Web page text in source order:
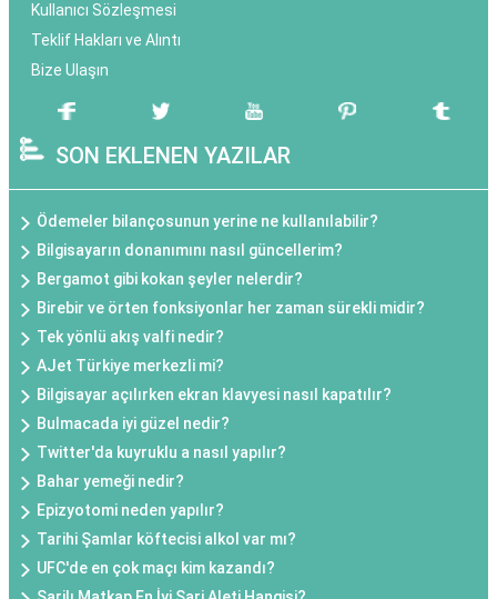
Kullanıcı Sözleşmesi
Teklif Hakları ve Alıntı
Bize Ulaşın
SON EKLENEN YAZILAR
Ödemeler bilançosunun yerine ne kullanılabilir?
Bilgisayarın donanımını nasıl güncellerim?
Bergamot gibi kokan şeyler nelerdir?
Birebir ve örten fonksiyonlar her zaman sürekli midir?
Tek yönlü akış valfi nedir?
AJet Türkiye merkezli mi?
Bilgisayar açılırken ekran klavyesi nasıl kapatılır?
Bulmacada iyi güzel nedir?
Twitter'da kuyruklu a nasıl yapılır?
Bahar yemeği nedir?
Epizyotomi neden yapılır?
Tarihi Şamlar köftecisi alkol var mı?
UFC'de en çok maçı kim kazandı?